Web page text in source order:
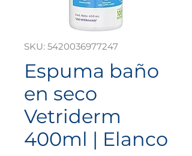
SKU: 5420036977247
Espuma baño
en seco
Vetriderm
400ml | Elanco